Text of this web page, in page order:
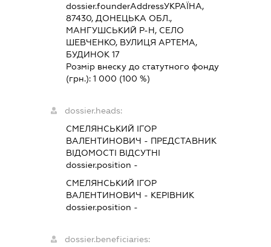
dossier.founderAddressУКРАЇНА,
87430, ДОНЕЦЬКА ОБЛ.,
МАНГУШСЬКИЙ Р-Н, СЕЛО
ШЕВЧЕНКО, ВУЛИЦЯ АРТЕМА,
БУДИНОК 17
Розмір внеску до статутного фонду
(грн.): 1 000 (100 %)
dossier.heads:
СМЕЛЯНСЬКИЙ ІГОР
ВАЛЕНТИНОВИЧ - ПРЕДСТАВНИК
ВІДОМОСТІ ВІДСУТНІ
dossier.position -
СМЕЛЯНСЬКИЙ ІГОР
ВАЛЕНТИНОВИЧ - КЕРІВНИК
dossier.position -
dossier.beneficiaries: